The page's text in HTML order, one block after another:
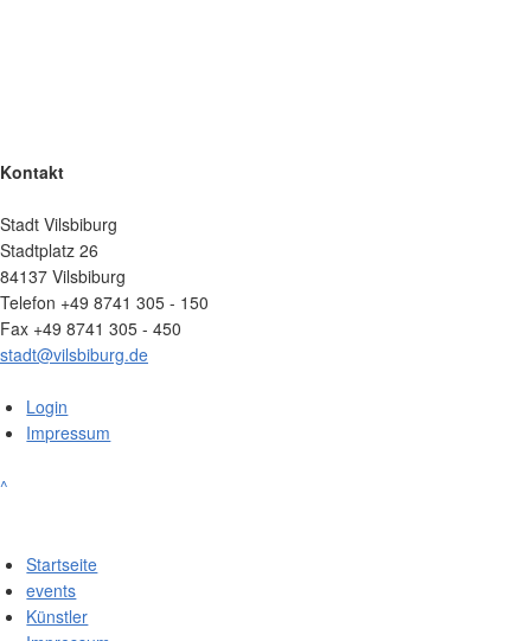
Kontakt
Stadt Vilsbiburg
Stadtplatz 26
84137 Vilsbiburg
Telefon +49 8741 305 - 150
Fax +49 8741 305 - 450
stadt@vilsbiburg.de
Login
Impressum
^
Startseite
events
Künstler